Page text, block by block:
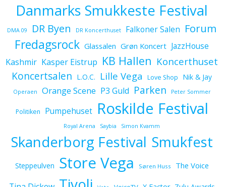
Danmarks Smukkeste Festival
DMA 09 DR Byen DR Koncerthuset Falkoner Salen Forum
Fredagsrock Glassalen Grøn Koncert JazzHouse
Kashmir Kasper Eistrup KB Hallen Koncerthuset
Koncertsalen L.O.C. Lille Vega Love Shop Nik & Jay
Operaen Orange Scene P3 Guld Parken Peter Sommer
Politiken Pumpehuset Roskilde Festival
Royal Arena Saybia Simon Kvamm
Skanderborg Festival Smukfest
Steppeulven Store Vega Søren Huss The Voice